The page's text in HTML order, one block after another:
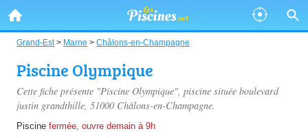
Grand-Est> Marne > Châlons-en-Champagne
Piscine Olympique
Cette fiche présente "Piscine Olympique", piscine située boulevard
justin grandthille, 51000 Châlons-en-Champagne.
Piscine fermée, ouvre demain à 9h